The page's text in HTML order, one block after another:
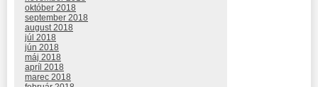
október 2018
september 2018
august 2018
júl 2018
jún 2018
máj 2018
apríl 2018
marec 2018